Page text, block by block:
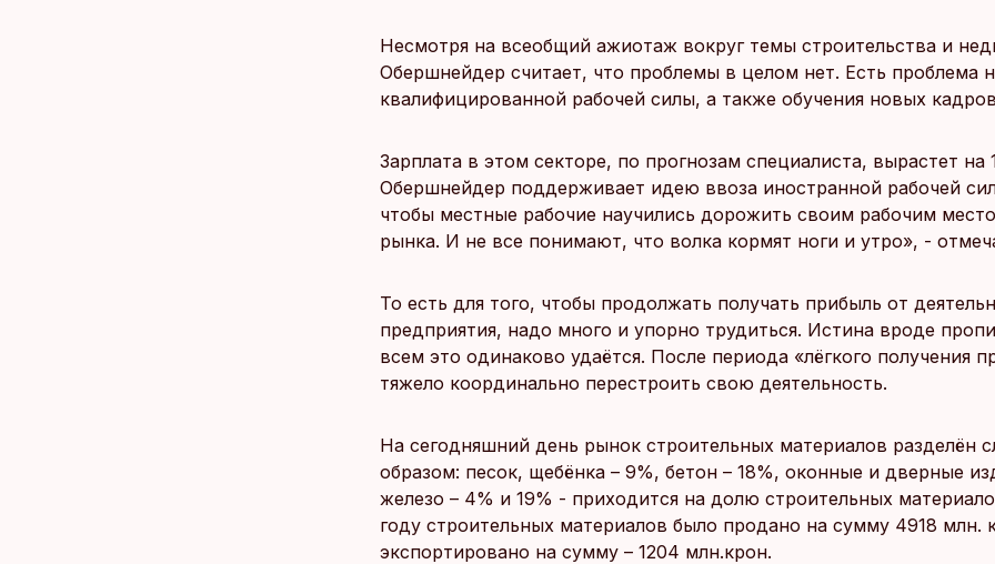
Несмотря на всеобщий ажиотаж вокруг темы строительства и
Обершнейдер считает, что проблемы в целом нет. Есть проблема
квалифицированной рабочей силы, а также обучения новых
Зарплата в этом секторе, по прогнозам специалиста, вырастет на
Обершнейдер поддерживает идею ввоза иностранной рабочей
чтобы местные рабочие научились дорожить своим рабочим
рынка. И не все понимают, что волка кормят ноги и утро», -
То есть для того, чтобы продолжать получать прибыль от
предприятия, надо много и упорно трудиться. Истина вроде
всем это одинаково удаётся. После периода «лёгкого получения
тяжело координально перестроить свою деятельность.
На сегодняшний день рынок строительных материалов разделён
образом: песок, щебёнка – 9%, бетон – 18%, оконные и дверные
железо – 4% и 19% - приходится на долю строительных
году строительных материалов было продано на сумму 4918 млн.
экспортировано на сумму – 1204 млн.крон.